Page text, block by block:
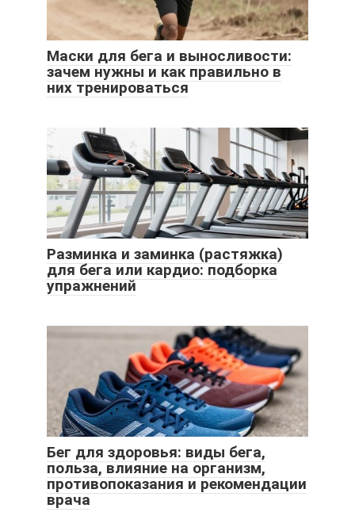
Маски для бега и выносливости:
зачем нужны и как правильно в
них тренироваться
Разминка и заминка (растяжка)
для бега или кардио: подборка
упражнений
Бег для здоровья: виды бега,
польза, влияние на организм,
противопоказания и рекомендации
врача